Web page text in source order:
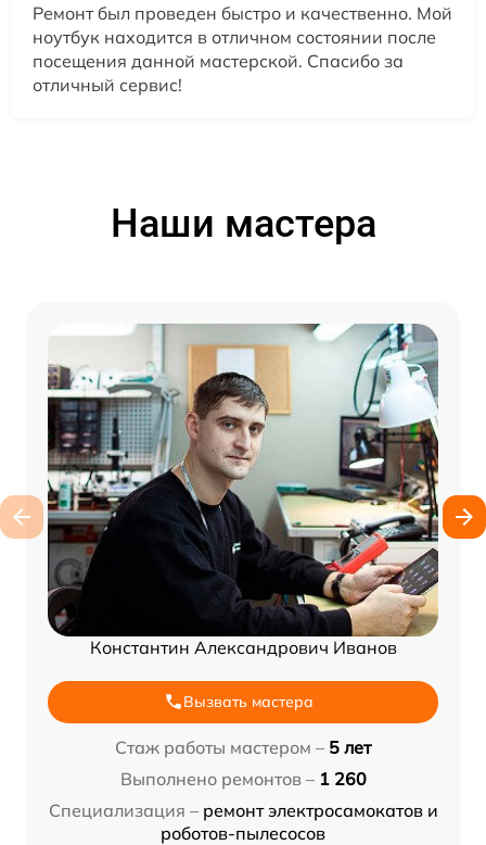
Ремонт был проведен быстро и качественно. Мой
ноутбук находится в отличном состоянии после
посещения данной мастерской. Спасибо за
отличный сервис!
Наши мастера
Константин Александрович Иванов
Вызвать мастера
Стаж работы мастером – 5 лет
Выполнено ремонтов – 1 260
Специализация – ремонт электросамокатов и
роботов-пылесосов